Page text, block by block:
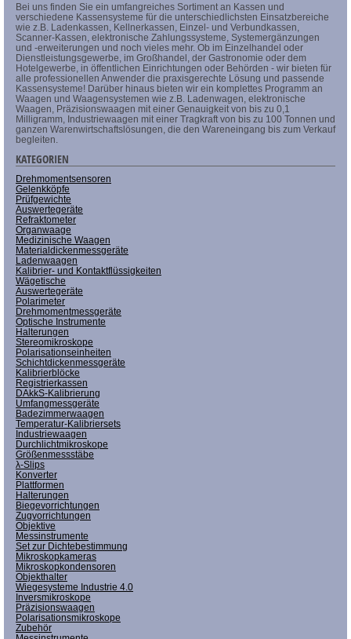
Bei uns finden Sie ein umfangreiches Sortiment an Kassen und
verschiedene Kassensysteme für die unterschiedlichsten Einsatzbereiche
wie z.B. Ladenkassen, Kellnerkassen, Einzel- und Verbundkassen,
Scanner-Kassen, elektronische Zahlungssysteme, Systemergänzungen
und -erweiterungen und noch vieles mehr. Ob im Einzelhandel oder
Dienstleistungsgewerbe, im Großhandel, der Gastronomie oder dem
Hotelgewerbe, in öffentlichen Einrichtungen oder Behörden - wir bieten für
alle professionellen Anwender die praxisgerechte Lösung und passende
Kassensysteme! Darüber hinaus bieten wir ein komplettes Programm an
Waagen und Waagensystemen wie z.B. Ladenwagen, elektronische
Waagen, Präzisionswaagen mit einer Genauigkeit von bis zu 0,1
Milligramm, Industriewaagen mit einer Tragkraft von bis zu 100 Tonnen und
ganzen Warenwirtschaftslösungen, die den Wareneingang bis zum Verkauf
begleiten.
KATEGORIEN
Drehmomentsensoren
Gelenkköpfe
Prüfgewichte
Auswertegeräte
Refraktometer
Organwaage
Medizinische Waagen
Materialdickenmessgeräte
Ladenwaagen
Kalibrier- und Kontaktflüssigkeiten
Wägetische
Auswertegeräte
Polarimeter
Drehmomentmessgeräte
Optische Instrumente
Halterungen
Stereomikroskope
Polarisationseinheiten
Schichtdickenmessgeräte
Kalibrierblöcke
Registrierkassen
DAkkS-Kalibrierung
Umfangmessgeräte
Badezimmerwaagen
Temperatur-Kalibriersets
Industriewaagen
Durchlichtmikroskope
Größenmessstäbe
λ-Slips
Konverter
Plattformen
Halterungen
Biegevorrichtungen
Zugvorrichtungen
Objektive
Messinstrumente
Set zur Dichtebestimmung
Mikroskopkameras
Mikroskopkondensoren
Objekthalter
Wiegesysteme Industrie 4.0
Inversmikroskope
Präzisionswaagen
Polarisationsmikroskope
Zubehör